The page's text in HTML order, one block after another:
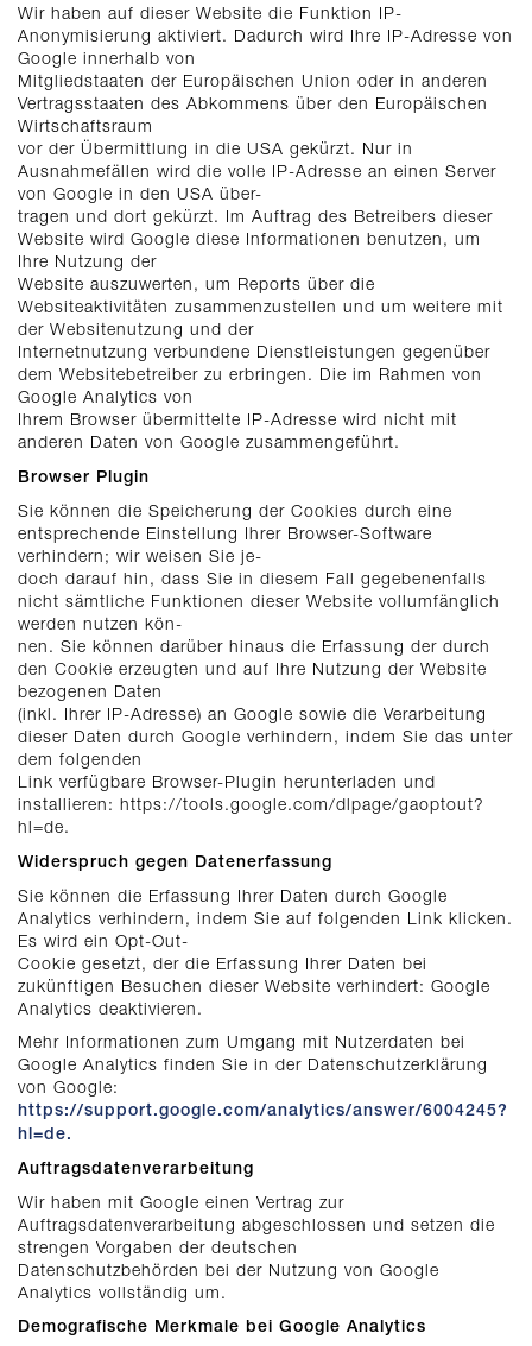
Wir haben auf dieser Website die Funktion IP-
Anonymisierung aktiviert. Dadurch wird Ihre IP-Adresse von
Google innerhalb von
Mitgliedstaaten der Europäischen Union oder in anderen
Vertragsstaaten des Abkommens über den Europäischen
Wirtschaftsraum
vor der Übermittlung in die USA gekürzt. Nur in
Ausnahmefällen wird die volle IP-Adresse an einen Server
von Google in den USA über-
tragen und dort gekürzt. Im Auftrag des Betreibers dieser
Website wird Google diese Informationen benutzen, um
Ihre Nutzung der
Website auszuwerten, um Reports über die
Websiteaktivitäten zusammenzustellen und um weitere mit
der Websitenutzung und der
Internetnutzung verbundene Dienstleistungen gegenüber
dem Websitebetreiber zu erbringen. Die im Rahmen von
Google Analytics von
Ihrem Browser übermittelte IP-Adresse wird nicht mit
anderen Daten von Google zusammengeführt.
Browser Plugin
Sie können die Speicherung der Cookies durch eine
entsprechende Einstellung Ihrer Browser-Software
verhindern; wir weisen Sie je-
doch darauf hin, dass Sie in diesem Fall gegebenenfalls
nicht sämtliche Funktionen dieser Website vollumfänglich
werden nutzen kön-
nen. Sie können darüber hinaus die Erfassung der durch
den Cookie erzeugten und auf Ihre Nutzung der Website
bezogenen Daten
(inkl. Ihrer IP-Adresse) an Google sowie die Verarbeitung
dieser Daten durch Google verhindern, indem Sie das unter
dem folgenden
Link verfügbare Browser-Plugin herunterladen und
installieren: https://tools.google.com/dlpage/gaoptout?
hl=de.
Widerspruch gegen Datenerfassung
Sie können die Erfassung Ihrer Daten durch Google
Analytics verhindern, indem Sie auf folgenden Link klicken.
Es wird ein Opt-Out-
Cookie gesetzt, der die Erfassung Ihrer Daten bei
zukünftigen Besuchen dieser Website verhindert: Google
Analytics deaktivieren.
Mehr Informationen zum Umgang mit Nutzerdaten bei
Google Analytics finden Sie in der Datenschutzerklärung
von Google:
https://support.google.com/analytics/answer/6004245?
hl=de.
Auftragsdatenverarbeitung
Wir haben mit Google einen Vertrag zur
Auftragsdatenverarbeitung abgeschlossen und setzen die
strengen Vorgaben der deutschen
Datenschutzbehörden bei der Nutzung von Google
Analytics vollständig um.
Demografische Merkmale bei Google Analytics